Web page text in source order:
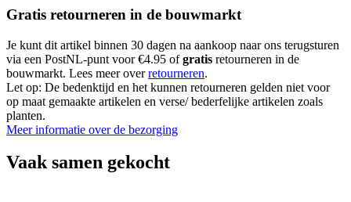
Gratis retourneren in de bouwmarkt
Je kunt dit artikel binnen 30 dagen na aankoop naar ons terugsturen
via een PostNL-punt voor €4.95 ofgratis retourneren in de
bouwmarkt. Lees meer overretourneren.
Let op: De bedenktijd en het kunnen retourneren gelden niet voor
op maat gemaakte artikelen en verse/ bederfelijke artikelen zoals
planten.
Meer informatie over de bezorging
Vaak samen gekocht